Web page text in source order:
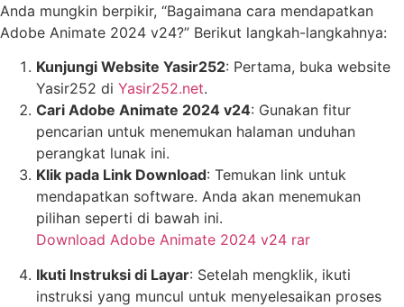
Anda mungkin berpikir, “Bagaimana cara mendapatkan
Adobe Animate 2024 v24?” Berikut langkah-langkahnya:
Kunjungi Website Yasir252: Pertama, buka website
Yasir252 di Yasir252.net.
Cari Adobe Animate 2024 v24: Gunakan fitur
pencarian untuk menemukan halaman unduhan
perangkat lunak ini.
Klik pada Link Download: Temukan link untuk
mendapatkan software. Anda akan menemukan
pilihan seperti di bawah ini.
Download Adobe Animate 2024 v24 rar
Ikuti Instruksi di Layar: Setelah mengklik, ikuti
instruksi yang muncul untuk menyelesaikan proses